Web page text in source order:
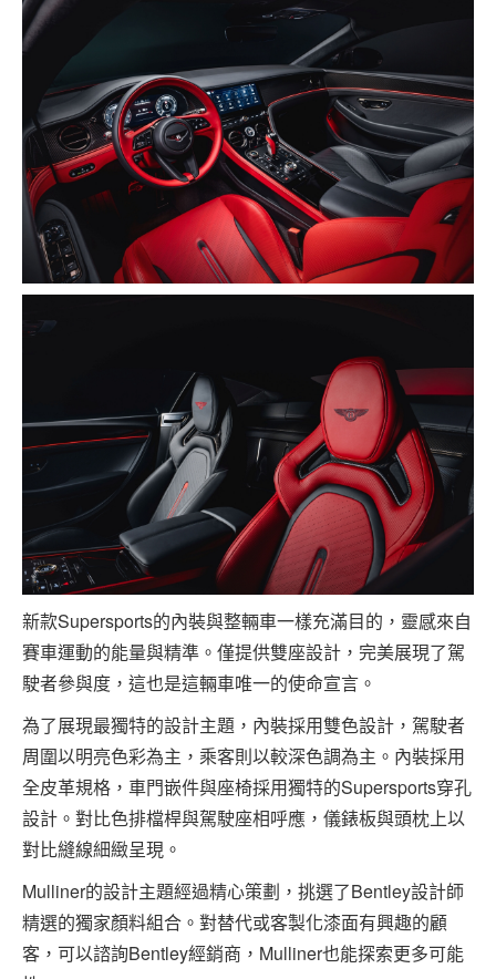
新款Supersports的內裝與整輛車一樣充滿目的，靈感來自
賽車運動的能量與精準。僅提供雙座設計，完美展現了駕
駛者參與度，這也是這輛車唯一的使命宣言。
為了展現最獨特的設計主題，內裝採用雙色設計，駕駛者
周圍以明亮色彩為主，乘客則以較深色調為主。內裝採用
全皮革規格，車門嵌件與座椅採用獨特的Supersports穿孔
設計。對比色排檔桿與駕駛座相呼應，儀錶板與頭枕上以
對比縫線細緻呈現。
Mulliner的設計主題經過精心策劃，挑選了Bentley設計師
精選的獨家顏料組合。對替代或客製化漆面有興趣的顧
客，可以諮詢Bentley經銷商，Mulliner也能探索更多可能